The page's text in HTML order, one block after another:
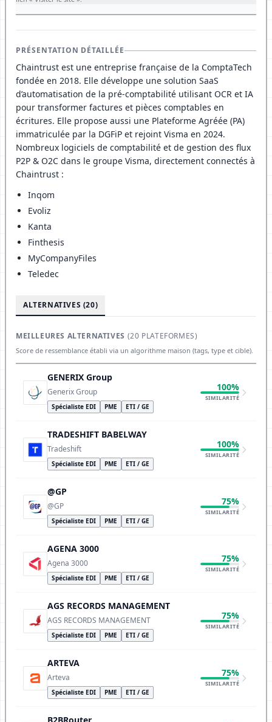
PRÉSENTATION DÉTAILLÉE
Chaintrust est une entreprise française de la ComptaTech
fondée en 2018. Elle développe une solution SaaS
d’automatisation de la pré-comptabilité utilisant OCR et IA
pour transformer factures et pièces comptables en
écritures. Elle propose aussi une Plateforme Agréée (PA)
immatriculée par la DGFiP et rejoint Visma en 2024.
Nombreux logiciels de comptabilité et de gestion des flux
P2P & O2C dans le groupe Visma, directement connectés à
Chaintrust :
Inqom
Evoliz
Kanta
Finthesis
MyCompanyFiles
Teledec
ALTERNATIVES (20)
MEILLEURES ALTERNATIVES (20 PLATEFORMES)
Score de ressemblance établi via un algorithme maison (tags, type et cible).
GENERIX Group
Generix Group
Spécialiste EDI PME ETI / GE
100%
SIMILARITÉ
TRADESHIFT BABELWAY
Tradeshift
Spécialiste EDI PME ETI / GE
100%
SIMILARITÉ
@GP
@GP
Spécialiste EDI PME ETI / GE
75%
SIMILARITÉ
AGENA 3000
Agena 3000
Spécialiste EDI PME ETI / GE
75%
SIMILARITÉ
AGS RECORDS MANAGEMENT
AGS RECORDS MANAGEMENT
Spécialiste EDI PME ETI / GE
75%
SIMILARITÉ
ARTEVA
Arteva
Spécialiste EDI PME ETI / GE
75%
SIMILARITÉ